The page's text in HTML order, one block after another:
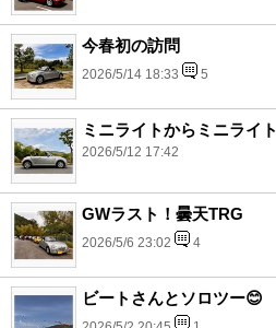
今春初の訪問
2026/5/14 18:33 5
ミニライトからミニライト
2026/5/12 17:42
GWラスト！曇天TRG
2026/5/6 23:02 4
ビートさんとソロツー😊